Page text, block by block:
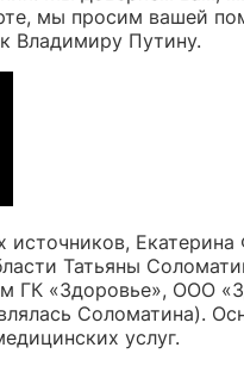
мы просим вашей
Владимиру Путину.
Екатерина
Татьяны
ГК «Здоровье», ООО
Соломатина).
услуг.